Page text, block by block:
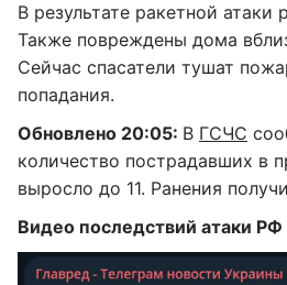
В результате ракетной атаки
Также повреждены дома
Сейчас спасатели тушат
попадания.
Обновлено 20:05: В ГСЧС
количество пострадавших в
выросло до 11. Ранения
Видео последствий атаки